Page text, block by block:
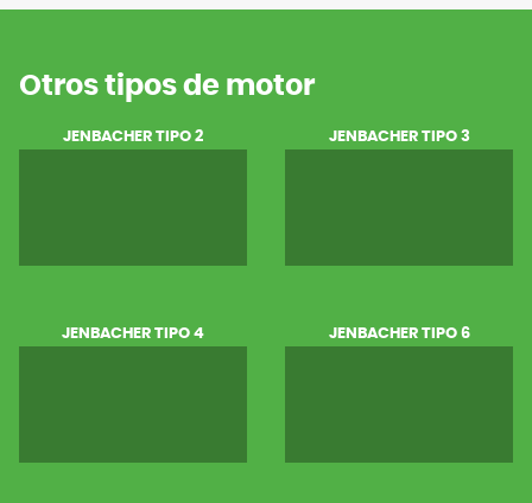
Otros tipos de motor
JENBACHER TIPO 2 JENBACHER TIPO 3
JENBACHER TIPO 4 JENBACHER TIPO 6